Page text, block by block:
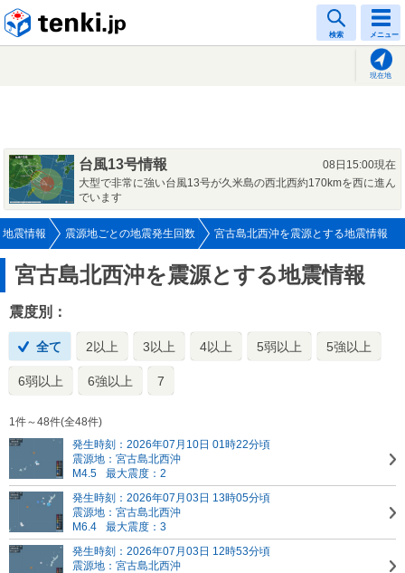
検索 メニュー
現在地
台風13号情報
08日15:00現在
大型で非常に強い台風13号が久米島の西北西約170kmを西に進ん
でいます
地震情報 震源地ごとの地震発生回数 宮古島北西沖を震源とする地震情報
宮古島北西沖を震源とする地震情報
震度別：
全て 2以上 3以上 4以上 5弱以上 5強以上
6弱以上 6強以上 7
1件～48件(全48件)
発生時刻：2026年07月10日 01時22分頃
震源地：宮古島北西沖
M4.5
最大震度：2
発生時刻：2026年07月03日 13時05分頃
震源地：宮古島北西沖
M6.4
最大震度：3
発生時刻：2026年07月03日 12時53分頃
震源地：宮古島北西沖